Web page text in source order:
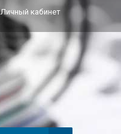
Личный кабинет